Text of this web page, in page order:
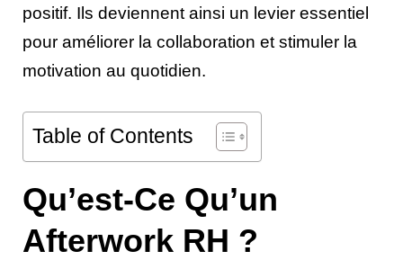
positif. Ils deviennent ainsi un levier essentiel
pour améliorer la collaboration et stimuler la
motivation au quotidien.
Table of Contents
Qu’est-Ce Qu’un
Afterwork RH ?